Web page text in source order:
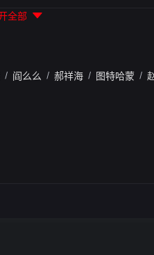
全部
/ 阎么么 / 郝祥海 / 图特哈蒙 /